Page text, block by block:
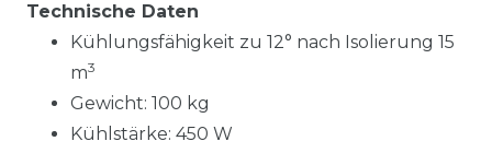
Technische Daten
Kühlungsfähigkeit zu 12° nach Isolierung 15
m3
Gewicht: 100 kg
Kühlstärke: 450 W